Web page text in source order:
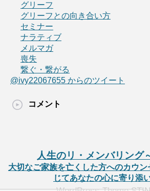
グリーフ
グリーフとの向き合い方
セミナー
ナラティブ
メルマガ
喪失
繋ぐ・繋がる
@ivy22067655 からのツイート
コメント
人生のリ・メンバリング
大切なご家族を亡くした方へのカウ
じてあなたの心に寄り添